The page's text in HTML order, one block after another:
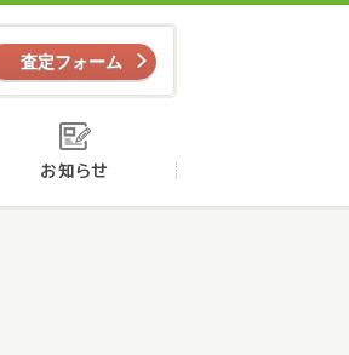
無料査定依頼
査定フォーム
買取実績